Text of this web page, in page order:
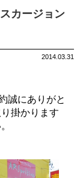
カージョン
2014.03.31
誠にありがと
掛かります